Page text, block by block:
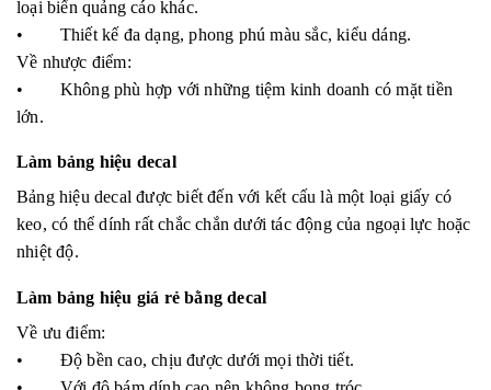
loại biển quảng cáo khác.
• Thiết kế đa dạng, phong phú màu sắc, kiểu dáng.
Về nhược điểm:
• Không phù hợp với những tiệm kinh doanh có mặt tiền
lớn.
Làm bảng hiệu decal
Bảng hiệu decal được biết đến với kết cấu là một loại giấy có
keo, có thể dính rất chắc chắn dưới tác động của ngoại lực hoặc
nhiệt độ.
Làm bảng hiệu giá rẻ bằng decal
Về ưu điểm:
• Độ bền cao, chịu được dưới mọi thời tiết.